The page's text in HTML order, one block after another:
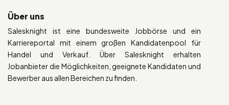
Über uns
Salesknight ist eine bundesweite Jobbörse und ein
Karriereportal mit einem großen Kandidatenpool für
Handel und Verkauf. Über Salesknight erhalten
Jobanbieter die Möglichkeiten, geeignete Kandidaten und
Bewerber aus allen Bereichen zu finden.